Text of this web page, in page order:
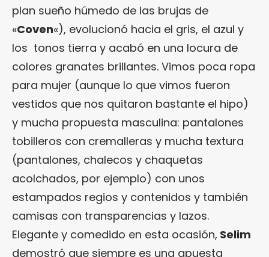
plan sueño húmedo de las brujas de
«Coven«), evolucionó hacia el gris, el azul y
los tonos tierra y acabó en una locura de
colores granates brillantes. Vimos poca ropa
para mujer (aunque lo que vimos fueron
vestidos que nos quitaron bastante el hipo)
y mucha propuesta masculina: pantalones
tobilleros con cremalleras y mucha textura
(pantalones, chalecos y chaquetas
acolchados, por ejemplo) con unos
estampados regios y contenidos y también
camisas con transparencias y lazos.
Elegante y comedido en esta ocasión, Selim
demostró que siempre es una apuesta